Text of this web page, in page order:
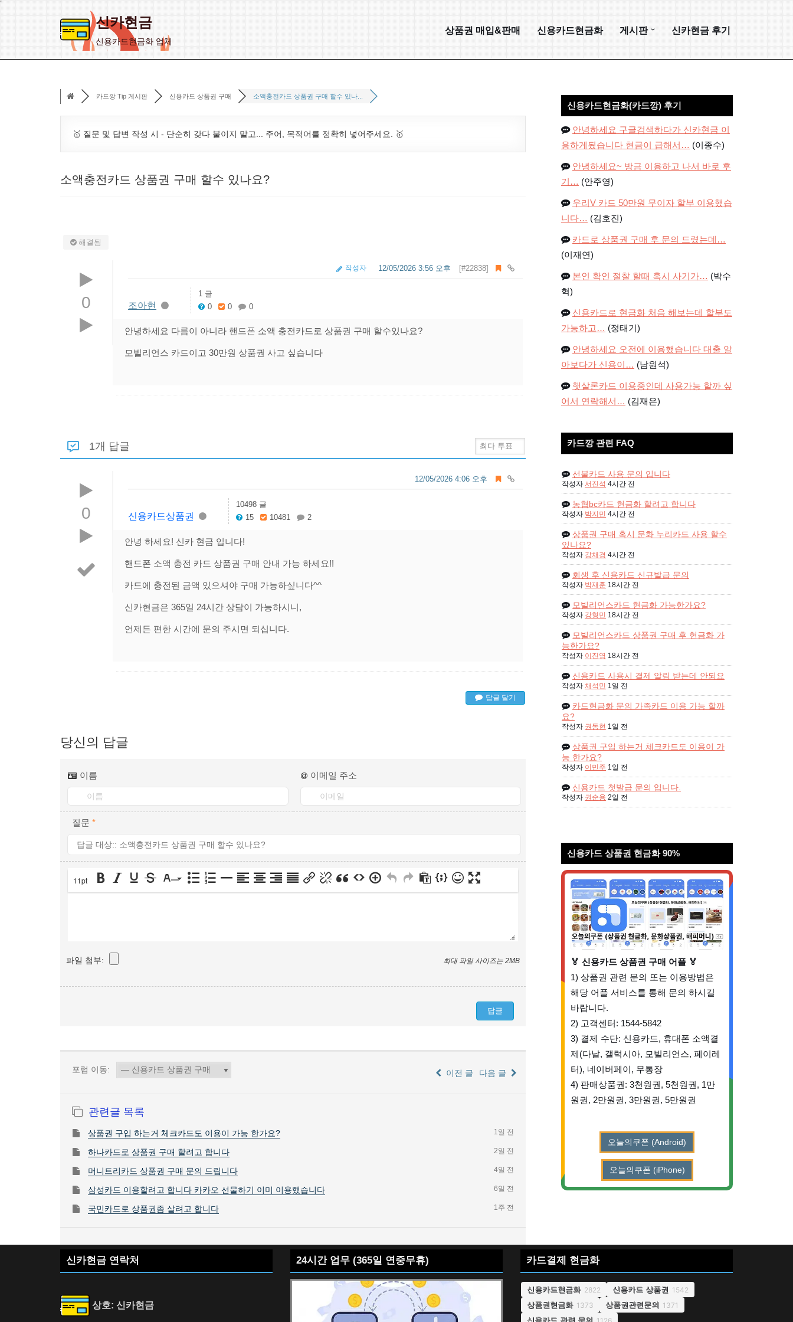
신카현금
신용카드현금화 업체
상품권 매입&판매 신용카드현금화 게시판 신카현금 후기
카드깡 Tip 게시판 신용카드 상품권 구매 소액충전카드 상품권 구매 할수 있나...
🥇 질문 및 답변 작성 시 - 단순히 갖다 붙이지 말고... 주어, 목적어를 정확히 넣어주세요. 🥇
소액충전카드 상품권 구매 할수 있나요?
해결됨
0
[#22838]
12/05/2026 3:56 오후
작성자
조아현
1 글
0
0 0
안녕하세요 다름이 아니라 핸드폰 소액 충전카드로 상품권 구매 할수있나요?
모빌리언스 카드이고 30만원 상품권 사고 싶습니다
1개 답글
0
12/05/2026 4:06 오후
신용카드상품권
10498 글
15
10481 2
안녕 하세요! 신카 현금 입니다!
핸드폰 소액 충전 카드 상품권 구매 안내 가능 하세요!!
카드에 충전된 금액 있으셔야 구매 가능하싶니다^^
신카현금은 365일 24시간 상담이 가능하시니,
언제든 편한 시간에 문의 주시면 되십니다.
답글 달기
당신의 답글
이름 이메일 주소
질문 *
11pt
파일 첨부: 최대 파일 사이즈는 2MB
포럼 이동: 이전 글 다음 글
관련글 목록
상품권 구입 하는거 체크카드도 이용이 가능 한가요? 1일 전
하나카드로 상품권 구매 할려고 합니다 2일 전
머니트리카드 상품권 구매 문의 드립니다 4일 전
삼성카드 이용할려고 합니다 카카오 선물하기 이미 이용했습니다 6일 전
국민카드로 상품권좀 살려고 합니다 1주 전
신용카드현금화(카드깡) 후기
안녕하세요 구글검색하다가 신카현금 이
용하게됬습니다 현금이 급해서… (이종수)
안녕하세요~ 방금 이용하고 나서 바로 후
기… (안주영)
우리V 카드 50만원 무이자 할부 이용했습
니다… (김호진)
카드로 상품권 구매 후 문의 드렸는데…
(이재연)
본인 확인 절찰 할때 혹시 사기가… (박수
혁)
신용카드로 현금화 처음 해보는데 할부도
가능하고… (정태기)
안녕하세요 오전에 이용했습니다 대출 알
아보다가 신용이… (남원석)
햇살론카드 이용중인데 사용가능 할까 싶
어서 연락해서… (김재은)
카드깡 관련 FAQ
선불카드 사용 문의 입니다
작성자 서진석 4시간 전
농협bc카드 현금화 할려고 합니다
작성자 박지민 4시간 전
상품권 구매 혹시 문화 누리카드 사용 할수
있나요?
작성자 강채경 4시간 전
회생 후 신용카드 신규발급 문의
작성자 박재훈 18시간 전
모빌리언스카드 현금화 가능한가요?
작성자 강형민 18시간 전
모빌리언스카드 상품권 구매 후 현금화 가
능한가요?
작성자 이진영 18시간 전
신용카드 사용시 결제 알림 받는데 안되요
작성자 채석민 1일 전
카드현금화 문의 가족카드 이용 가능 할까
요?
작성자 권동현 1일 전
상품권 구입 하는거 체크카드도 이용이 가
능 한가요?
작성자 이민주 1일 전
신용카드 첫발급 문의 입니다.
작성자 권순용 2일 전
신용카드 상품권 현금화 90%
🏅 신용카드 상품권 구매 어플 🏅
1) 상품권 관련 문의 또는 이용방법은
해당 어플 서비스를 통해 문의 하시길
바랍니다.
2) 고객센터: 1544-5842
3) 결제 수단: 신용카드, 휴대폰 소액결
제(다날, 갤럭시아, 모빌리언스, 페이레
터), 네이버페이, 무통장
4) 판매상품권: 3천원권, 5천원권, 1만
원권, 2만원권, 3만원권, 5만원권
오늘의쿠폰 (Android)
오늘의쿠폰 (iPhone)
신카현금 연락처
상호: 신카현금
24시간 업무 (365일 연중무휴) 카드결제 현금화
신용카드현금화 2822 신용카드 상품권 1542
상품권현금화 1373 상품권관련문의 1371
신용카드 관련 문의 1126